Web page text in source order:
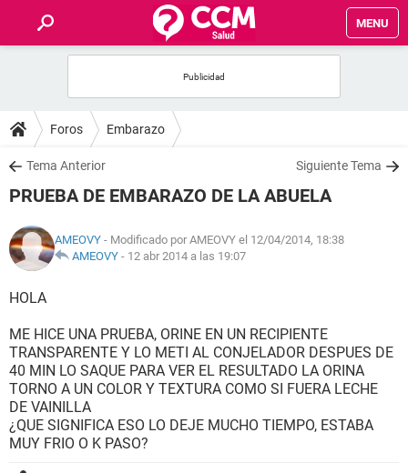
MENU
FOROS
SALUD
NUTRICIÓN
BIENESTAR
SEXUALIDAD
GLOSARIO
Foros Embarazo
Tema Anterior Siguiente Tema
PRUEBA DE EMBARAZO DE LA ABUELA
AMEOVY - Modificado por AMEOVY el 12/04/2014, 18:38
AMEOVY - 12 abr 2014 a las 19:07
HOLA
ME HICE UNA PRUEBA, ORINE EN UN RECIPIENTE
TRANSPARENTE Y LO METI AL CONJELADOR DESPUES DE
40 MIN LO SAQUE PARA VER EL RESULTADO LA ORINA
TORNO A UN COLOR Y TEXTURA COMO SI FUERA LECHE
DE VAINILLA
¿QUE SIGNIFICA ESO LO DEJE MUCHO TIEMPO, ESTABA
MUY FRIO O K PASO?